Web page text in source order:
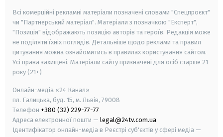
Всі комерційні рекламні матеріали позначені словами "Спецпроєкт"
чи "Партнерський матеріал". Матеріали з позначкою "Експерт",
"Позиція" відображають позицію авторів та героїв. Редакція може
не поділяти їхніх поглядів. Детальніше щодо реклами та правил
цитування можна ознайомитись в правилах користування сайтом.
Усі права захищені. Матеріали сайту призначені для осіб старше 21
року (21+)
Онлайн-медіа «24 Канал»
пл. Галицька, буд. 15, м. Львів, 79008
Телефон +380 (32) 229-77-77
Адреса електронної пошти — legal@24tv.com.ua
Ідентифікатор онлайн-медіа в Реєстрі суб'єктів у сфері медіа —